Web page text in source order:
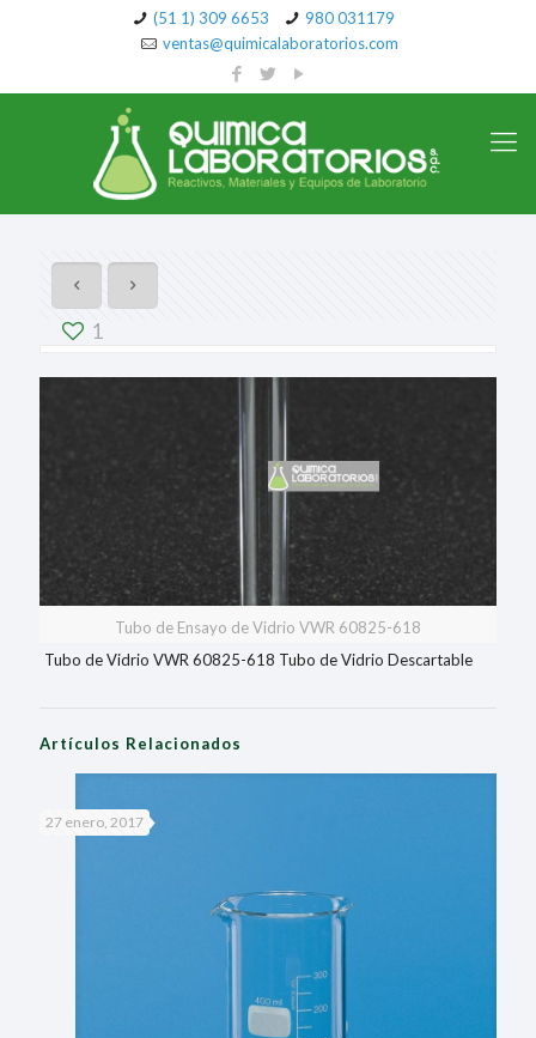
(51 1) 309 6653
980 031179
ventas@quimicalaboratorios.com
1
Tubo de Ensayo de Vidrio VWR 60825-618
Tubo de Vidrio VWR 60825-618 Tubo de Vidrio Descartable
Artículos Relacionados
27 enero, 2017